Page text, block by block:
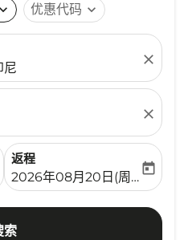
expand_more 优惠代码 expand_more
尼
close
close
aria-label
返程
fc-booking-return-date-
2026年08月20日(周四)
today
索